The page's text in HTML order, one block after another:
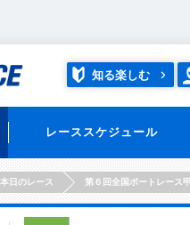
知る楽しむ
レーススケジュール
本日のレース 第６回全国ボートレース